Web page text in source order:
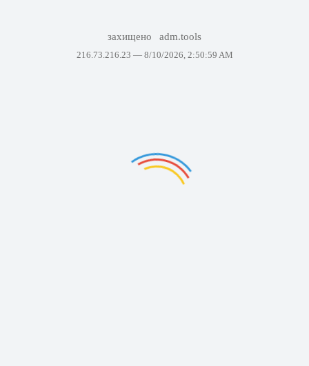
захищено adm.tools
216.73.216.23 — 8/10/2026, 2:50:59 AM